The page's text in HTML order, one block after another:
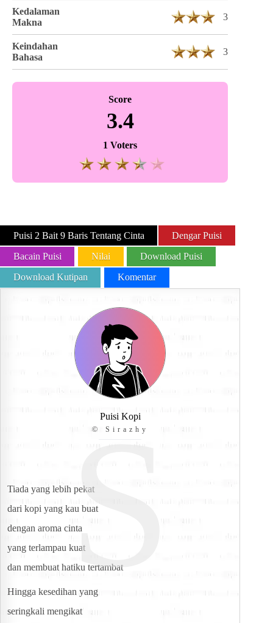
Kedalaman
Makna
3
Keindahan
Bahasa
3
Score
3.4
1 Voters
Puisi 2 Bait 9 Baris Tentang Cinta Dengar Puisi
Bacain Puisi Nilai Download Puisi
Download Kutipan Komentar
S
Puisi Kopi
© Sirazhy
Tiada yang lebih pekat
dari kopi yang kau buat
dengan aroma cinta
yang terlampau kuat
dan membuat hatiku tertambat
Hingga kesedihan yang
seringkali mengikat